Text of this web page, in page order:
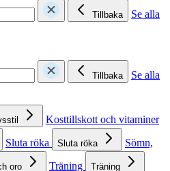
Tillbaka
Se alla
Tillbaka
Se alla
Kosttillskott och vitaminer
Sluta röka Sluta röka
Sömn,
oro Träning Träning